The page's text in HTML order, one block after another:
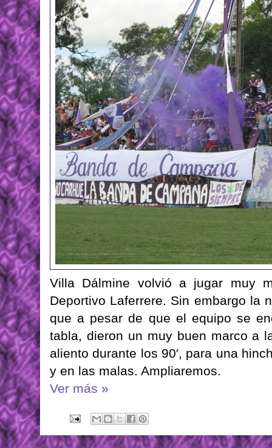
Villa Dálmine volvió a jugar muy
Deportivo Laferrere. Sin embargo la
que a pesar de que el equipo se
tabla, dieron un muy buen marco a
aliento durante los 90′, para una
y en las malas. Ampliaremos.
Ver más »